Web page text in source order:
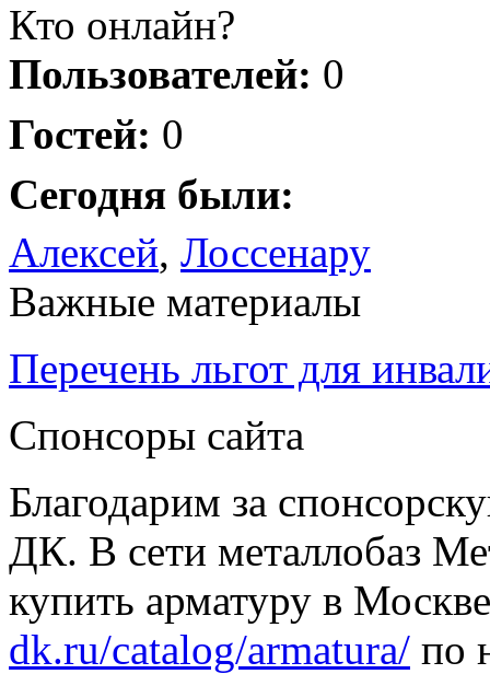
Кто онлайн?
Пользователей: 0
Гостей: 0
Сегодня были:
Алексей, Лоссенару
Важные материалы
Перечень льгот для
Спонсоры сайта
Благодарим за
ДК. В сети металлобаз
купить арматуру в
dk.ru/catalog/armatura/ по